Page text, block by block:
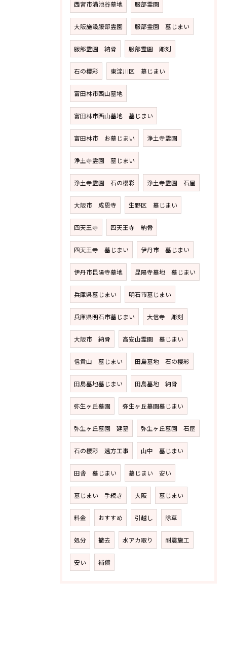
西宮市満池谷墓地 服部霊園
大阪施設服部霊園 服部霊園 墓じまい
服部霊園 納骨 服部霊園 彫刻
石の櫻彩 東淀川区 墓じまい
富田林市西山墓地
富田林市西山墓地 墓じまい
富田林市 お墓じまい 浄土寺霊園
浄土寺霊園 墓じまい
浄土寺霊園 石の櫻彩 浄土寺霊園 石屋
大阪市 成恩寺 生野区 墓じまい
四天王寺 四天王寺 納骨
四天王寺 墓じまい 伊丹市 墓じまい
伊丹市昆陽寺墓地 昆陽寺墓地 墓じまい
兵庫県墓じまい 明石市墓じまい
兵庫県明石市墓じまい 大信寺 彫刻
大阪市 納骨 高安山霊園 墓じまい
信貴山 墓じまい 田島墓地 石の櫻彩
田島墓地墓じまい 田島墓地 納骨
弥生ヶ丘墓園 弥生ヶ丘墓園墓じまい
弥生ヶ丘墓園 建墓 弥生ヶ丘墓園 石屋
石の櫻彩 遠方工事 山中 墓じまい
田舎 墓じまい 墓じまい 安い
墓じまい 手続き 大阪 墓じまい
料金 おすすめ 引越し 除草
処分 撤去 水アカ取り 耐震施工
安い 補償